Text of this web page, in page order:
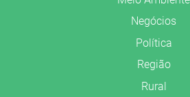
Negócios
Política
Região
Rural